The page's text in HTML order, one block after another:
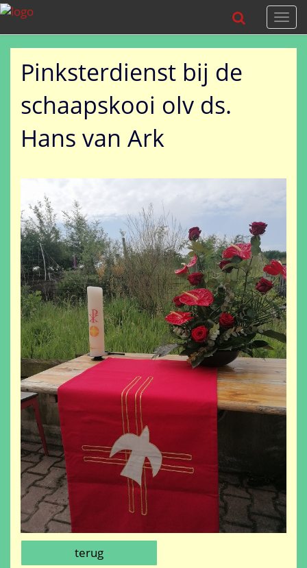
Pinksterdienst bij de
schaapskooi olv ds.
Hans van Ark
terug